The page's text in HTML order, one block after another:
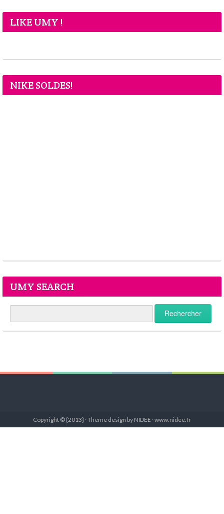
LIKE UMY !
NIKE SOLDES!
UMY SEARCH
Copyright © {2013} · Theme design by NIDEE · www.nidee.fr